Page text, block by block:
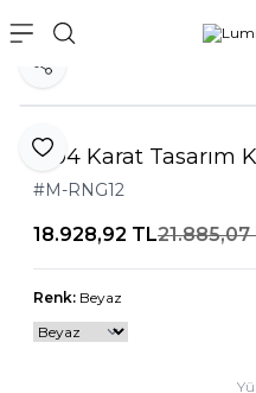
Favoriye Ekle
Paylaş
0,04 Karat Tasarım
#M-RNG12
18.928,92 TL21.885,07
Renk: Beyaz